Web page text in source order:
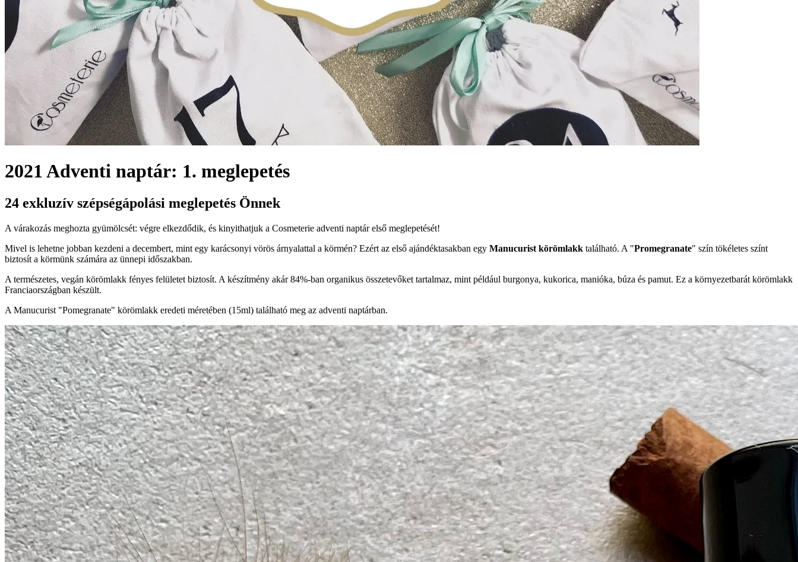
2021 Adventi naptár: 1. meglepetés
24 exkluzív szépségápolási meglepetés Önnek
A várakozás meghozta gyümölcsét: végre elkezdődik, és kinyithatjuk a Cosmeterie adventi naptár első meglepetését!
Mivel is lehetne jobban kezdeni a decembert, mint egy karácsonyi vörös árnyalattal a körmén? Ezért az első ajándéktasakban egy Manucurist körömlakk található. A "Promegranate" szín tökéletes színt
biztosít a körmünk számára az ünnepi időszakban.
A természetes, vegán körömlakk fényes felületet biztosít. A készítmény akár 84%-ban organikus összetevőket tartalmaz, mint például burgonya, kukorica, manióka, búza és pamut. Ez a környezetbarát körömlakk
Franciaországban készült.
A Manucurist "Pomegranate" körömlakk eredeti méretében (15ml) található meg az adventi naptárban.